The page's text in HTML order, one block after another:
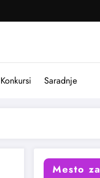
Konkursi Saradnje
Mesto